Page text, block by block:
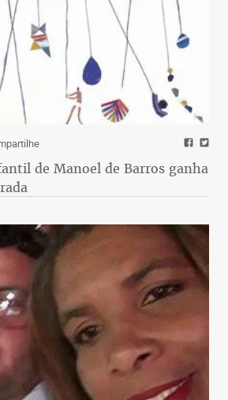
de Manoel de Barros ganha